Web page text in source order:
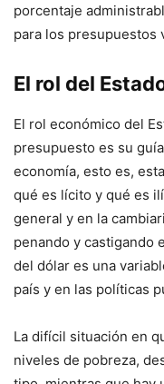
porcentaje
para los presupuestos
El rol del
El rol económico del
presupuesto es su
economía, esto es,
qué es lícito y qué es
general y en la
penando y castigando
del dólar es una
país y en las políticas
La difícil situación en
niveles de pobreza,